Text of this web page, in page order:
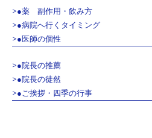
>●薬 副作用・飲み方
>●病院へ行くタイミング
>●医師の個性
>●院長の推薦
>●院長の徒然
>●ご挨拶・四季の行事